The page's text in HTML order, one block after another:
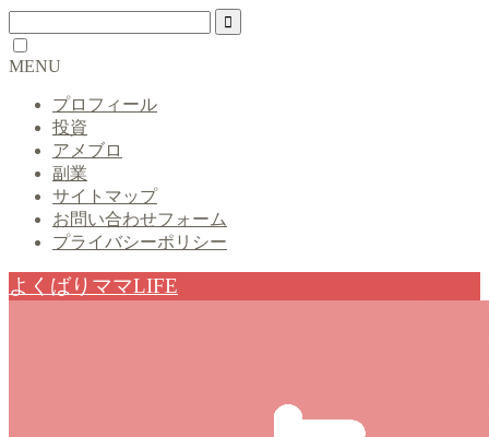
MENU
プロフィール
投資
アメブロ
副業
サイトマップ
お問い合わせフォーム
プライバシーポリシー
よくばりママLIFE